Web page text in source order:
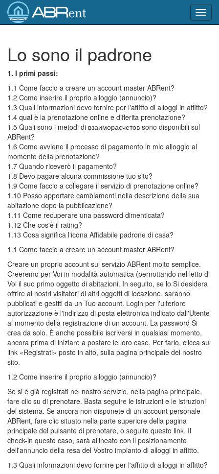
Lo sono il padrone
1. I primi passi:
1.1 Come faccio a creare un account master ABRent?
1.2 Come inserire il proprio alloggio (annuncio)?
1.3 Quali informazioni devo fornire per l'affitto di alloggi in affitto?
1.4 qual è la prenotazione online e differita prenotazione?
1.5 Quali sono i metodi di взаиморасчетов sono disponibili sul
ABRent?
1.6 Come avviene il processo di pagamento in mio alloggio al
momento della prenotazione?
1.7 Quando riceverò il pagamento?
1.8 Devo pagare alcuna commissione tuo sito?
1.9 Come faccio a collegare il servizio di prenotazione online?
1.10 Posso apportare cambiamenti nella descrizione della sua
abitazione dopo la pubblicazione?
1.11 Come recuperare una password dimenticata?
1.12 Che cos'è il rating?
1.13 Cosa significa l'icona Affidabile padrone di casa?
1.1 Come faccio a creare un account master ABRent?
Creare un proprio account sul servizio ABRent molto semplice.
Creeremo per Voi in modalità automatica (pernottando nel letto di
Voi il suo primo oggetto di abitazioni. In seguito, se lo Si desidera
offrire ai nostri visitatori di altri oggetti di locazione, saranno
pubblicati e gestiti da un Tuo account. Login per l'ulteriore
autorizzazione è l'indirizzo di posta elettronica indicato dall'Utente
al momento della registrazione di un account. La password Si
crea da solo. È anche possibile iscriversi in qualsiasi momento,
ancora prima di iniziare a postare le loro case. Per farlo, clicca sul
link «Registrati» posto in alto, sulla pagina principale del nostro
sito.
1.2 Come inserire il proprio alloggio (annuncio)?
Se si è già registrati nel nostro servizio, nella pagina principale,
fare clic su di prenotare. Basta seguire le istruzioni e le istruzioni
del sistema. Se ancora non disponete di un account personale
ABRent, fare clic situato nella parte superiore della pagina
principale del pulsante di prenotare, o seguite questo link. Il
check-in questo caso, sarà allineato con il posizionamento
dell'annuncio della resa del Vostro impianto di alloggi in affitto.
1.3 Quali informazioni devo fornire per l'affitto di alloggi in affitto?